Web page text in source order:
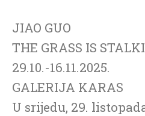
JIAO GUO
THE GRASS IS
29.10.-16.11.2025.
GALERIJA KARAS
U srijedu, 29.